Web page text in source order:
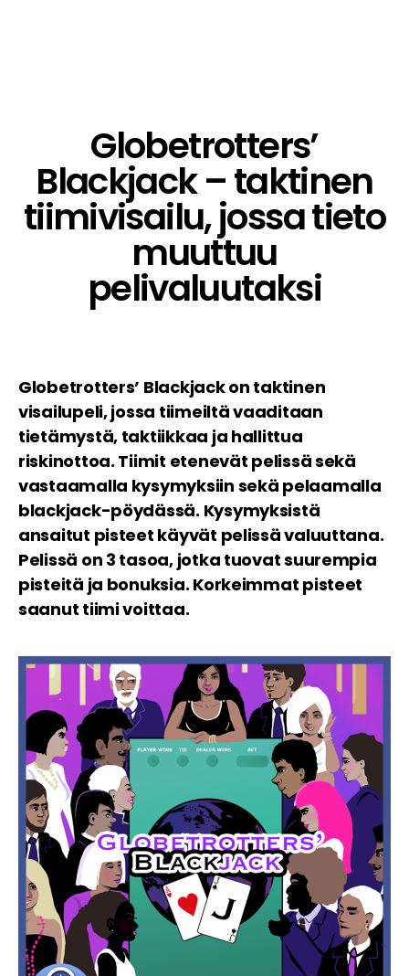
Globetrotters’
Blackjack – taktinen
tiimivisailu, jossa tieto
muuttuu
pelivaluutaksi
Globetrotters’ Blackjack on taktinen
visailupeli, jossa tiimeiltä vaaditaan
tietämystä, taktiikkaa ja hallittua
riskinottoa. Tiimit etenevät pelissä sekä
vastaamalla kysymyksiin sekä pelaamalla
blackjack-pöydässä. Kysymyksistä
ansaitut pisteet käyvät pelissä valuuttana.
Pelissä on 3 tasoa, jotka tuovat suurempia
pisteitä ja bonuksia. Korkeimmat pisteet
saanut tiimi voittaa.